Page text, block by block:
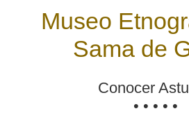
Museo
Sama de
Conocer
• • • • •